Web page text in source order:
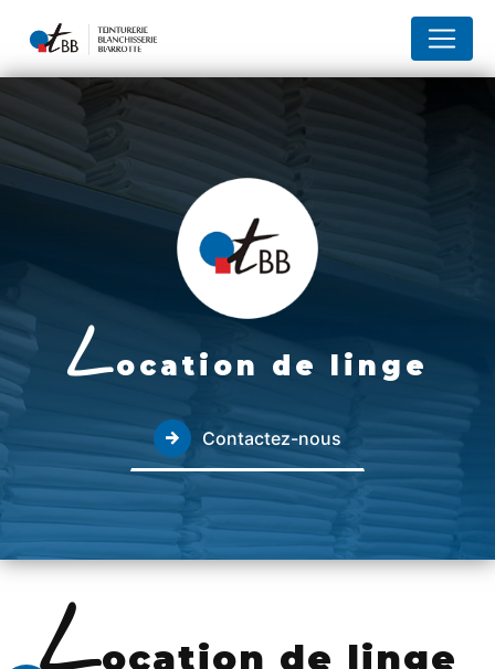
Location de linge
Contactez-nous
ocation de linge